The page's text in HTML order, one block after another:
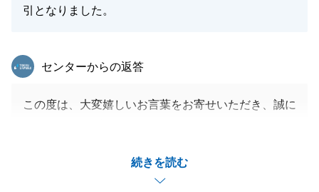
引となりました。
続きを読む
東急リバブル
センターからの返答
この度は、大変嬉しいお言葉をお寄せいただき、誠に
迅速に対応頂いたおかげで無事に取引を終えることが
できました。改めて御礼申し上げます。